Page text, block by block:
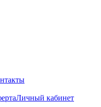
Личный кабинет